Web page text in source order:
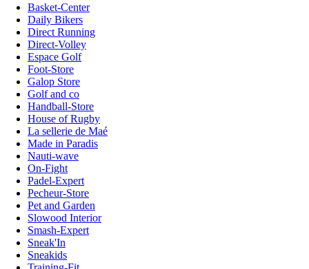
Basket-Center
Daily Bikers
Direct Running
Direct-Volley
Espace Golf
Foot-Store
Galop Store
Golf and co
Handball-Store
House of Rugby
La sellerie de Maé
Made in Paradis
Nauti-wave
On-Fight
Padel-Expert
Pecheur-Store
Pet and Garden
Slowood Interior
Smash-Expert
Sneak'In
Sneakids